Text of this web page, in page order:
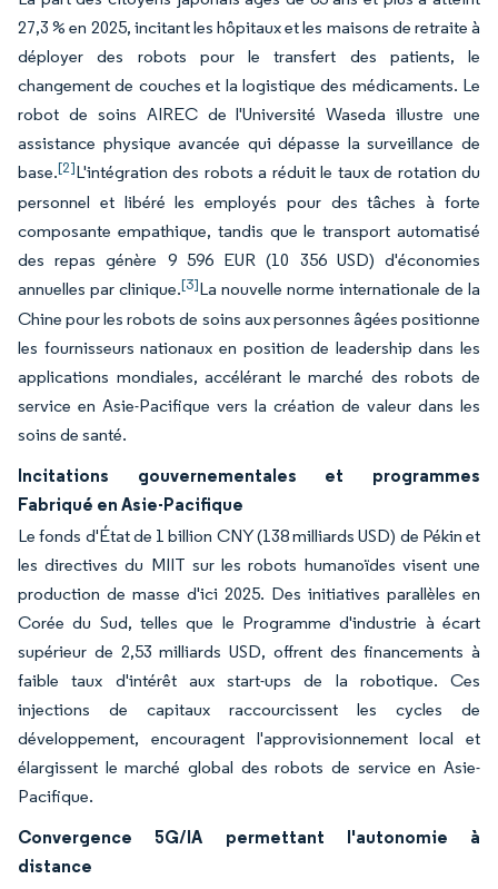
27,3 % en 2025, incitant les hôpitaux et les maisons de retraite à
déployer des robots pour le transfert des patients, le
changement de couches et la logistique des médicaments. Le
robot de soins AIREC de l'Université Waseda illustre une
assistance physique avancée qui dépasse la surveillance de
base.[2]L'intégration des robots a réduit le taux de rotation du
personnel et libéré les employés pour des tâches à forte
composante empathique, tandis que le transport automatisé
des repas génère 9 596 EUR (10 356 USD) d'économies
annuelles par clinique.[3]La nouvelle norme internationale de la
Chine pour les robots de soins aux personnes âgées positionne
les fournisseurs nationaux en position de leadership dans les
applications mondiales, accélérant le marché des robots de
service en Asie-Pacifique vers la création de valeur dans les
soins de santé.
Incitations gouvernementales et programmes
Fabriqué en Asie-Pacifique
Le fonds d'État de 1 billion CNY (138 milliards USD) de Pékin et
les directives du MIIT sur les robots humanoïdes visent une
production de masse d'ici 2025. Des initiatives parallèles en
Corée du Sud, telles que le Programme d'industrie à écart
supérieur de 2,53 milliards USD, offrent des financements à
faible taux d'intérêt aux start-ups de la robotique. Ces
injections de capitaux raccourcissent les cycles de
développement, encouragent l'approvisionnement local et
élargissent le marché global des robots de service en Asie-
Pacifique.
Convergence 5G/IA permettant l'autonomie à
distance